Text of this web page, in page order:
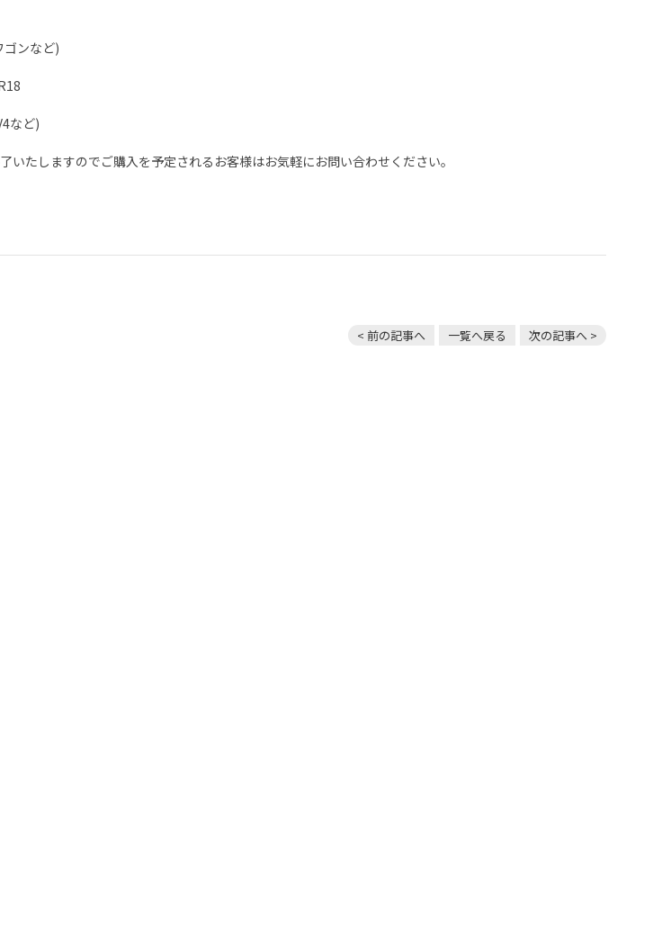
ゴンなど)
など)
いたしますのでご購入を予定されるお客様はお気軽にお問い合わせください。
< 前の記事へ 一覧へ戻る 次の記事へ >